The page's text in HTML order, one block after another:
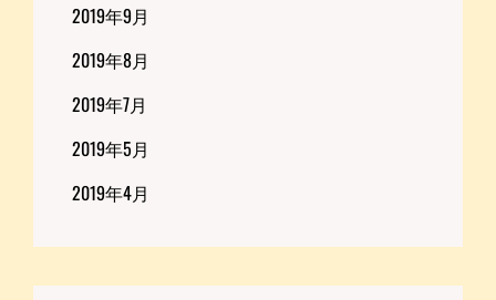
2019年9月
2019年8月
2019年7月
2019年5月
2019年4月